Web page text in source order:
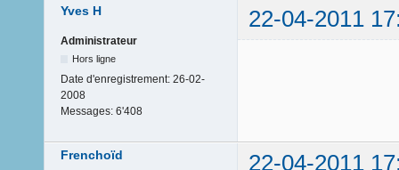
Yves H 22-04-2011
Administrateur
Hors ligne
Date d'enregistrement: 26-02-
2008
Messages: 6'408
Frenchoïd 22-04-2011